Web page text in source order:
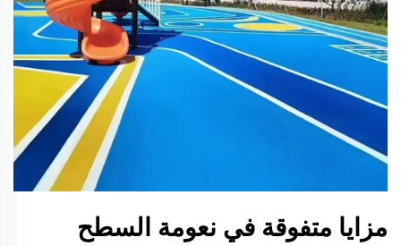
مزايا متفوقة في نعومة السطح